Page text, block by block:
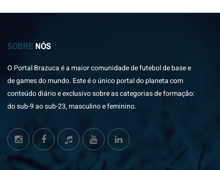
SOBRE NÓS
O Portal Brazuca é a maior comunidade de futebol de base e
de games do mundo. Este é o único portal do planeta com
conteúdo diário e exclusivo sobre as categorias de formação:
do sub-9 ao sub-23, masculino e feminino.